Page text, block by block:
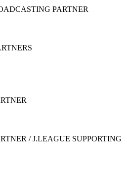
PARTNER
/ J.LEAGUE SUPPORTING